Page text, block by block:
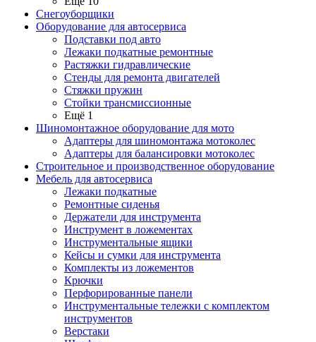
Снегоуборщики
Оборудование для автосервиса
Подставки под авто
Лежаки подкатные ремонтные
Растяжки гидравлические
Стенды для ремонта двигателей
Стяжки пружин
Стойки трансмиссионные
Ещё 1
Шиномонтажное оборудование для мото
Адаптеры для шиномонтажа мотоколес
Адаптеры для балансировки мотоколес
Строительное и производственное оборудование
Мебель для автосервиса
Лежаки подкатные
Ремонтные сиденья
Держатели для инструмента
Инструмент в ложементах
Инструментальные ящики
Кейсы и сумки для инструмента
Комплекты из ложементов
Крючки
Перфорированные панели
Инструментальные тележки с комплектом
инструментов
Верстаки